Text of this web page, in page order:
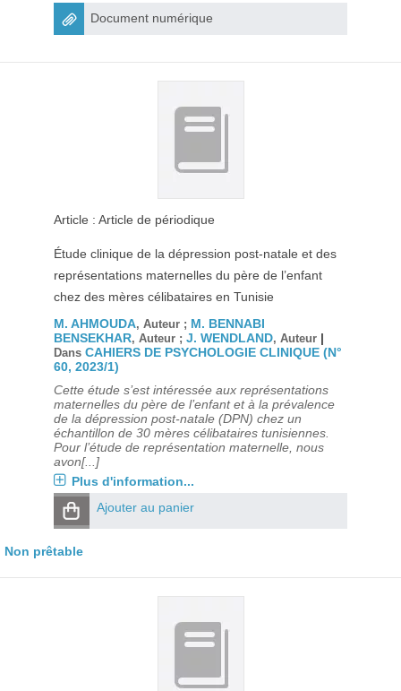
Document numérique
Article : Article de périodique
Étude clinique de la dépression post-natale et des
représentations maternelles du père de l’enfant
chez des mères célibataires en Tunisie
M. AHMOUDA, Auteur ; M. BENNABI
BENSEKHAR, Auteur ; J. WENDLAND, Auteur |
Dans CAHIERS DE PSYCHOLOGIE CLINIQUE (N°
60, 2023/1)
Cette étude s’est intéressée aux représentations
maternelles du père de l’enfant et à la prévalence
de la dépression post-natale (DPN) chez un
échantillon de 30 mères célibataires tunisiennes.
Pour l’étude de représentation maternelle, nous
avon[...]
Plus d'information...
Ajouter au panier
Non prêtable